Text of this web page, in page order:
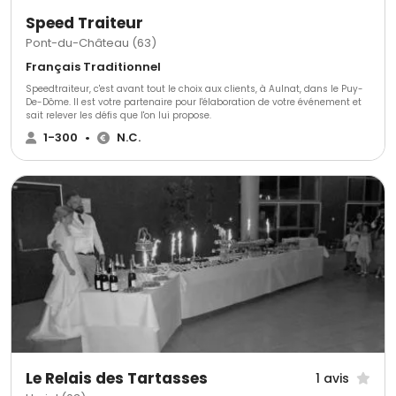
Speed Traiteur
Pont-du-Château (63)
Français Traditionnel
Speedtraiteur, c'est avant tout le choix aux clients, à Aulnat, dans le Puy-
De-Dôme. Il est votre partenaire pour l'élaboration de votre événement et
sait relever les défis que l'on lui propose.
1-300 • N.C.
Le Relais des Tartasses 1 avis